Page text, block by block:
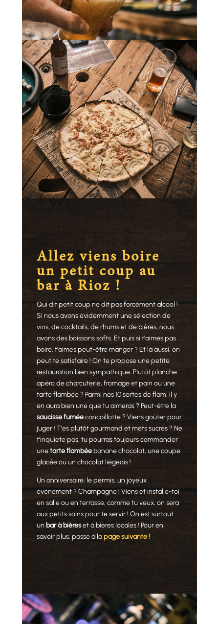
Allez viens boire
un petit coup au
bar à Rioz !
Qui dit petit coup ne dit pas forcément alcool !
Si nous avons évidemment une sélection de
vins, de cocktails, de rhums et de bières, nous
avons des boissons softs. Et puis si t’aimes pas
boire, t’aimes peut-être manger ? Et là aussi, on
peut te satisfaire ! On te propose une petite
restauration bien sympathique. Plutôt planche
apéro de charcuterie, fromage et pain ou une
tarte flambée ? Parmi nos 10 sortes de flam, il y
en aura bien une que tu aimeras ? Peut-être la
saucisse fuméecancoillotte ? Viens goûter pour
juger ! T’es plutôt gourmand et mets sucrés ? Ne
t’inquiète pas, tu pourras toujours commander
unetarte flambéebanane chocolat, une coupe
glacée ou un chocolat liégeois !
Un anniversaire, le permis, un joyeux
événement ? Champagne ! Viens et installe-toi
en salle ou en terrasse, comme tu veux, on sera
aux petits soins pour te servir ! On est surtout
un bar à bièreset à bières locales ! Pour en
savoir plus, passe à lapage suivante !